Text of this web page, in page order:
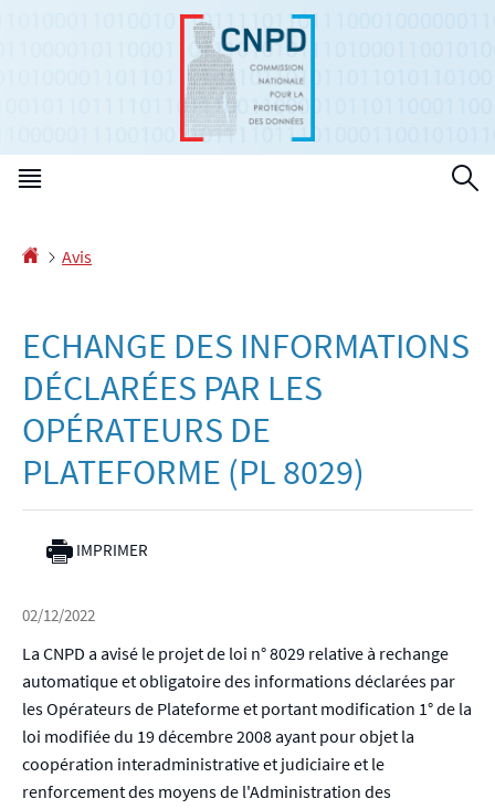
Accueil
Avis
ECHANGE DES INFORMATIONS
DÉCLARÉES PAR LES
OPÉRATEURS DE
PLATEFORME (PL 8029)
IMPRIMER
02/12/2022
La CNPD a avisé le projet de loi n° 8029 relative à rechange
automatique et obligatoire des informations déclarées par
les Opérateurs de Plateforme et portant modification 1° de la
loi modifiée du 19 décembre 2008 ayant pour objet la
coopération interadministrative et judiciaire et le
renforcement des moyens de l'Administration des